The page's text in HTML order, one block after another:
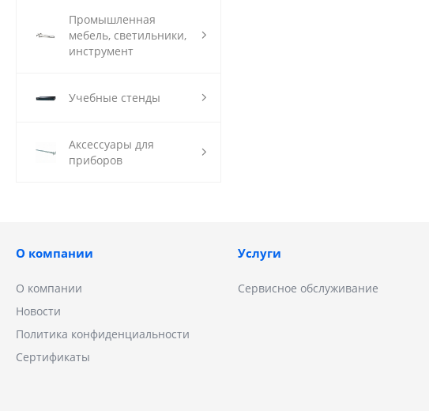
Промышленная
мебель, светильники,
инструмент
Учебные стенды
Аксессуары для
приборов
О компании
О компании
Новости
Политика конфиденциальности
Сертификаты
Услуги
Сервисное обслуживание